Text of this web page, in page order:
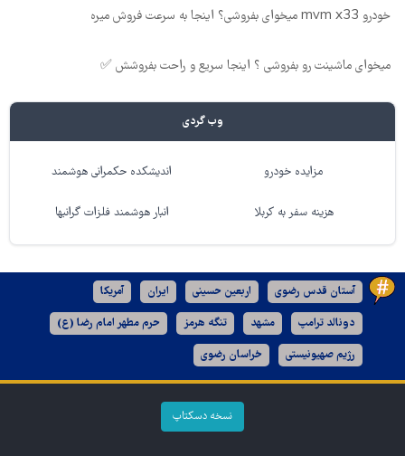
خودرو mvm x33 میخوای بفروشی؟ اینجا به سرعت فروش میره
میخوای ماشینت رو بفروشی ؟ اینجا سریع و راحت بفروشش ✅
وب گردی
مزایده خودرو اندیشکده حکمرانی هوشمند
هزینه سفر به کربلا انبار هوشمند فلزات گرانبها
آستان قدس رضوی اربعین حسینی ایران آمریکا
دونالد ترامپ مشهد تنگه هرمز حرم مطهر امام رضا (ع)
رژیم صهیونیستی خراسان رضوی
نسخه دسکتاپ